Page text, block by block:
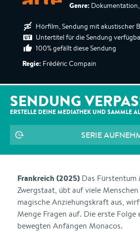
Genre: Dokumentation,
Hörfilm, Sendung mit akustischer
Untertitel für die Sendung
100% gefällt diese Sendung
Regie: Frédéric Compain
SENDUNG
ERSTELLE DEINE MEDIATHEK UND SAMMLE
SERIE
Frankreich (2025) Das Fürstentum
Zwergstaat, übt auf viele
magische Anziehungskraft aus,
Menge Fragen auf. Die erste Folge
bewegten Anfängen Monacos.